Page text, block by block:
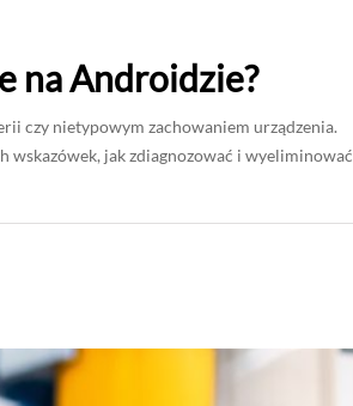
na Androidzie?
czy nietypowym zachowaniem urządzenia.
jak zdiagnozować i wyeliminować